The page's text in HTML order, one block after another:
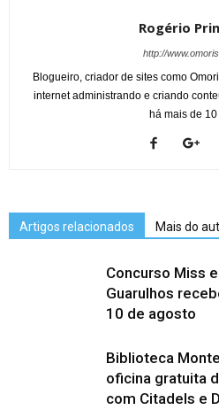
Rogério
http://
Blogueiro, criador de sites como
internet administrando e criando
há mais de
Artigos relacionados Mais do
Concurso Miss
Guarulhos
10 de agosto
Biblioteca
oficina gratuita
com Citadels e